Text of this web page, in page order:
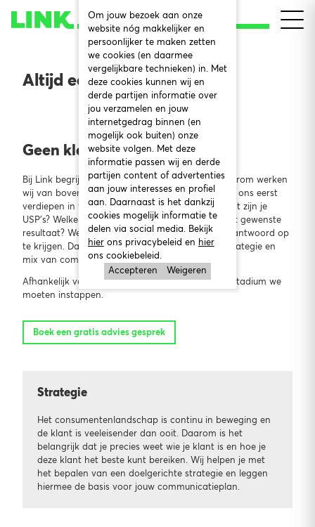
Altijd een project op maat
Geen klant is hetzelfde
Bij Link begrijpen we dat elke klant anders is. Daarom werken
wij van boven naar beneden. Dit betekent dat we ons eerst
verdiepen in wie jij bent en wat je wensen zijn. Wat zijn je
USP’s? Welke doelgroep wil je bereiken? Wat is het gewenste
resultaat? We gaan samen om de tafel om daar antwoord op
te krijgen. Daarna bepalen we samen de juiste strategie en
mix van communicatiemiddelen.
Afhankelijk van de opdracht bepalen we in welk stadium we
moeten instappen.
Boek een gratis advies gesprek
Strategie
Het consumentenlandschap is continu in beweging en
de klant is veeleisender dan ooit. Daarom is het
belangrijk dat je precies weet wie je klant is en hoe je
deze klant het beste kunt bereiken. Wij helpen je met
het bepalen van een doelgerichte strategie en leggen
hiermee de basis voor jouw communicatieplan.
Om jouw bezoek aan onze
website nóg makkelijker en
persoonlijker te maken zetten
we cookies (en daarmee
vergelijkbare technieken) in. Met
deze cookies kunnen wij en
derde partijen informatie over
jou verzamelen en jouw
internetgedrag binnen (en
mogelijk ook buiten) onze
website volgen. Met deze
informatie passen wij en derde
partijen content of advertenties
aan jouw interesses en profiel
aan. Daarnaast is het dankzij
cookies mogelijk informatie te
delen via social media. Bekijk
hierons privacybeleid en hier
ons cookiebeleid.
Accepteren
Weigeren